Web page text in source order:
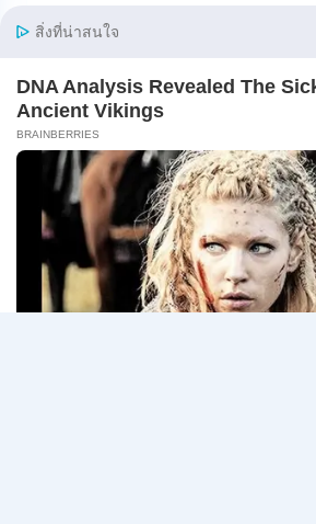
สิงหาคม
2569
31 สิงหาคม – 18 กันยายน 2569
ราชการ…
อ่านรายละเอียด
ปกครอง
เปิด
รับ
สมัคร
สอบ
แข่งขัน
เพื่อ
บรรจุ
Page
navigation
1 2 3
Next
Page